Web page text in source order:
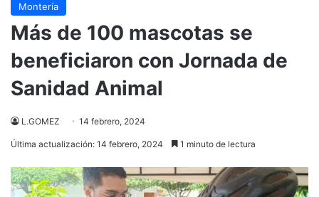
Montería
Más de 100 mascotas se
beneficiaron con Jornada de
Sanidad Animal
L.GOMEZ 14 febrero, 2024
Última actualización: 14 febrero, 2024 1 minuto de lectura